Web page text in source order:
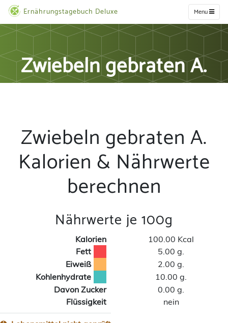
Ernährungstagebuch Deluxe Menu
Zwiebeln gebraten A.
Zwiebeln gebraten A.
Kalorien & Nährwerte
berechnen
Nährwerte je 100g
Kalorien
100.00 Kcal
Fett
5.00 g.
Eiweiß
2.00 g.
Kohlenhydrate
10.00 g.
Davon Zucker
0.00 g.
Flüssigkeit
nein